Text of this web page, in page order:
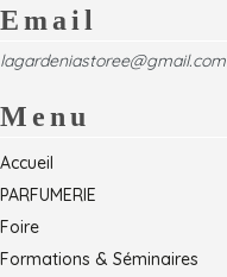
Email
lagardeniastoree@gmail.com
Menu
Accueil
PARFUMERIE
Foire
Formations & Séminaires